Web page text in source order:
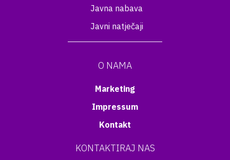
Javna nabava
Javni natječaji
O NAMA
Marketing
Impressum
Kontakt
KONTAKTIRAJ NAS